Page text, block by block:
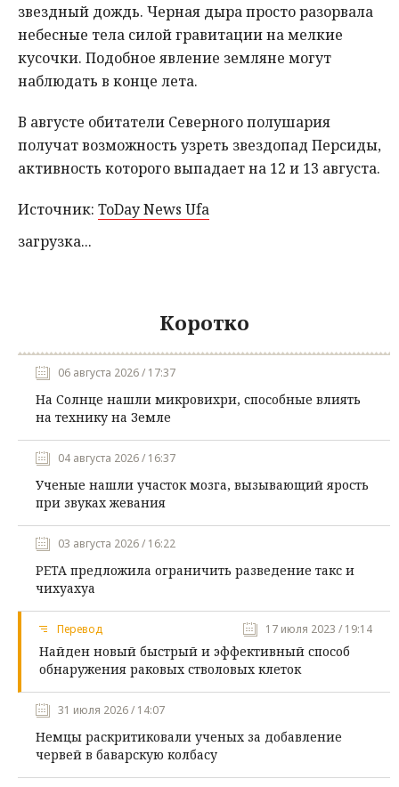
звездный дождь. Черная дыра просто разорвала
небесные тела силой гравитации на мелкие
кусочки. Подобное явление земляне могут
наблюдать в конце лета.
В августе обитатели Северного полушария
получат возможность узреть звездопад Персиды,
активность которого выпадает на 12 и 13 августа.
Источник: ToDay News Ufa
загрузка...
Коротко
06 августа 2026 / 17:37
На Солнце нашли микровихри, способные влиять
на технику на Земле
04 августа 2026 / 16:37
Ученые нашли участок мозга, вызывающий ярость
при звуках жевания
03 августа 2026 / 16:22
PETA предложила ограничить разведение такс и
чихуахуа
Перевод 17 июля 2023 / 19:14
Найден новый быстрый и эффективный способ
обнаружения раковых стволовых клеток
31 июля 2026 / 14:07
Немцы раскритиковали ученых за добавление
червей в баварскую колбасу